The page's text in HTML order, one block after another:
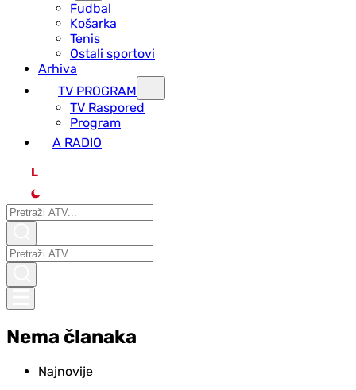
Fudbal
Košarka
Tenis
Ostali sportovi
Arhiva
TV PROGRAM
ТV Raspored
Program
A RADIO
L
Nema članaka
Najnovije